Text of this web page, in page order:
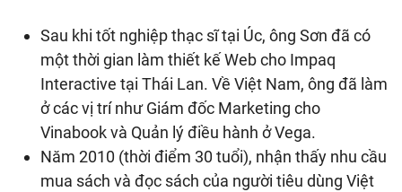
Sau khi tốt nghiệp thạc sĩ tại Úc, ông Sơn đã có
một thời gian làm thiết kế Web cho Impaq
Interactive tại Thái Lan. Về Việt Nam, ông đã làm
ở các vị trí như Giám đốc Marketing cho
Vinabook và Quản lý điều hành ở Vega.
Năm 2010 (thời điểm 30 tuổi), nhận thấy nhu cầu
mua sách và đọc sách của người tiêu dùng Việt